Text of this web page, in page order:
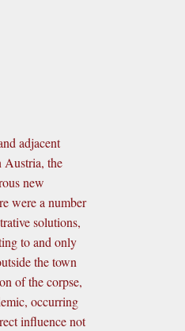
adjacent
Austria, the
new
were a number
solutions,
to and only
the town
of the corpse,
occurring
influence not